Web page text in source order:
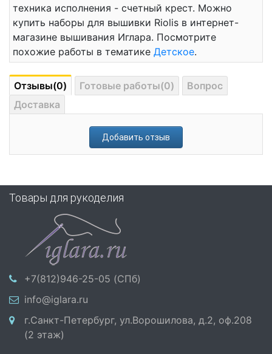
техника исполнения - счетный крест. Можно
купить наборы для вышивки Riolis в интернет-
магазине вышивания Иглара. Посмотрите
похожие работы в тематике Детское.
Отзывы(0) Готовые работы(0)
Вопрос
Доставка
Добавить отзыв
Товары для рукоделия
+7(812)946-25-05 (СПб)
info@iglara.ru
г.Санкт-Петербург, ул.Ворошилова, д.2, оф.208
(2 этаж)